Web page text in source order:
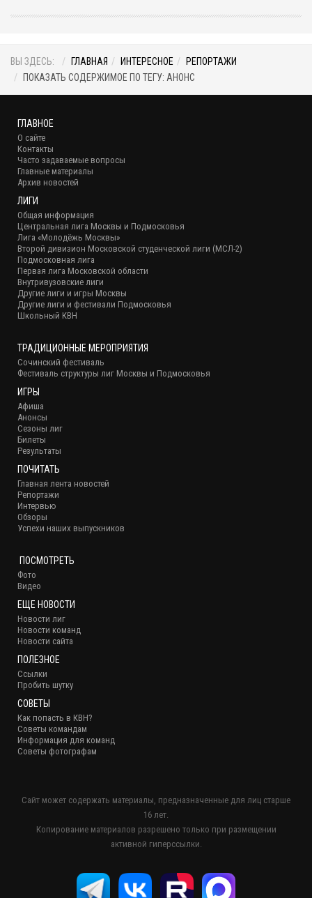
ВЫ ЗДЕСЬ: ГЛАВНАЯ ИНТЕРЕСНОЕ
РЕПОРТАЖИ
ПОКАЗАТЬ СОДЕРЖИМОЕ ПО ТЕГУ: АНОНС
ГЛАВНОЕ
О сайте
Контакты
Часто задаваемые вопросы
Главные материалы
Архив новостей
ЛИГИ
Общая информация
Центральная лига Москвы и Подмосковья
Лига «Молодёжь Москвы»
Второй дивизион Московской студенческой лиги (МСЛ-2)
Подмосковная лига
Первая лига Московской области
Внутривузовские лиги
Другие лиги и игры Москвы
Другие лиги и фестивали Подмосковья
Школьный КВН
ТРАДИЦИОННЫЕ МЕРОПРИЯТИЯ
Сочинский фестиваль
Фестиваль структуры лиг Москвы и Подмосковья
ИГРЫ
Афиша
Анонсы
Сезоны лиг
Билеты
Результаты
ПОЧИТАТЬ
Главная лента новостей
Репортажи
Интервью
Обзоры
Успехи наших выпускников
ПОСМОТРЕТЬ
Фото
Видео
ЕЩЕ НОВОСТИ
Новости лиг
Новости команд
Новости сайта
ПОЛЕЗНОЕ
Ссылки
Пробить шутку
СОВЕТЫ
Как попасть в КВН?
Советы командам
Информация для команд
Советы фотографам
Сайт может содержать материалы, предназначенные для лиц старше
16 лет.
Копирование материалов разрешено только при размещении
активной гиперссылки.